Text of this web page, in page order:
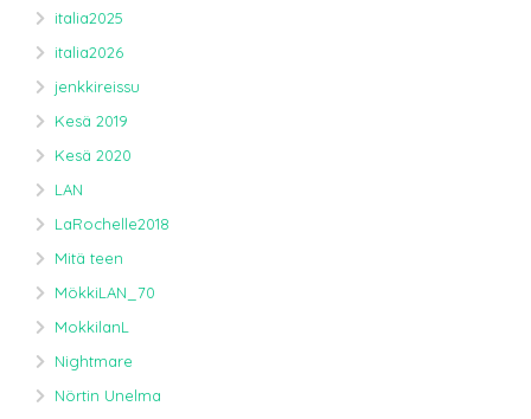
italia2025
italia2026
jenkkireissu
Kesä 2019
Kesä 2020
LAN
LaRochelle2018
Mitä teen
MökkiLAN_70
MokkilanL
Nightmare
Nörtin Unelma